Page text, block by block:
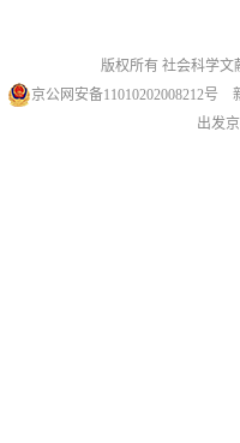
版权所有 社会科学文
京公网安备11010202008212号
出发